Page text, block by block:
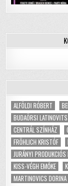
ALFÖLDI RÓBERT
BUDAÖRSI
CENTRÁL SZÍNHÁZ
FRÖHLICH KRISTÓF
JURÁNYI
KISS-VÉGH EMŐKE
MARTINOVICS DORINA